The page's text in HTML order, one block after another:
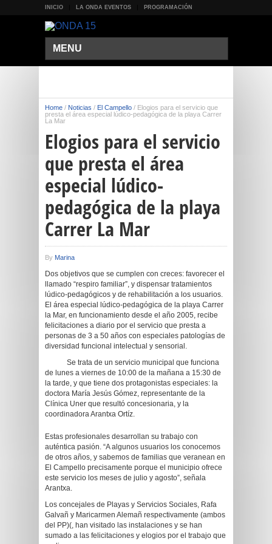
INICIO LA ONDA EVENTOS PROGRAMACIÓN
MENU
Home / Noticias / El Campello / Elogios para el servicio que
presta el área especial lúdico-pedagógica de la playa Carrer
La Mar
Elogios para el servicio
que presta el área
especial lúdico-
pedagógica de la playa
Carrer La Mar
By Marina
Dos objetivos que se cumplen con creces: favorecer el
llamado “respiro familiar”, y dispensar tratamientos
lúdico-pedagógicos y de rehabilitación a los usuarios.
El área especial lúdico-pedagógica de la playa Carrer
la Mar, en funcionamiento desde el año 2005, recibe
felicitaciones a diario por el servicio que presta a
personas de 3 a 50 años con especiales patologías de
diversidad funcional intelectual y sensorial.
Se trata de un servicio municipal que funciona
de lunes a viernes de 10:00 de la mañana a 15:30 de
la tarde, y que tiene dos protagonistas especiales: la
doctora María Jesús Gómez, representante de la
Clínica Uner que resultó concesionaria, y la
coordinadora Arantxa Ortíz.
Estas profesionales desarrollan su trabajo con
auténtica pasión. “A algunos usuarios los conocemos
de otros años, y sabemos de familias que veranean en
El Campello precisamente porque el municipio ofrece
este servicio los meses de julio y agosto”, señala
Arantxa.
Los concejales de Playas y Servicios Sociales, Rafa
Galvañ y Maricarmen Alemañ respectivamente (ambos
del PP)(, han visitado las instalaciones y se han
sumado a las felicitaciones y elogios por el trabajo que